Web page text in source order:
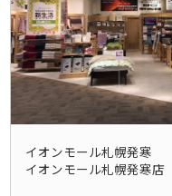
イオンモール札幌発寒
イオンモール札幌発寒